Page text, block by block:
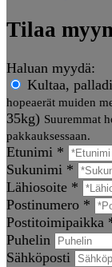
Tilaa
Haluan myydä:
Kultaa,
hopeaerät muiden
35kg) Suuremmat
pakkauksessaan.
Etunimi *
Sukunimi *
Lähiosoite *
Postinumero *
Postitoimipaikka
Puhelin
Sähköposti